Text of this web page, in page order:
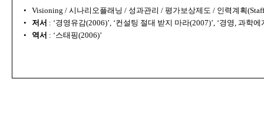
• Visioning /시나리오플래닝 / 성과관리 /평가보상제도 / 인력계획
•
저서 : ‘경영유감(2006)’, ‘컨설팅 절대 받지 마라(2007)’, ‘경영,과학에
•
역서 : ‘스태핑(2006)’